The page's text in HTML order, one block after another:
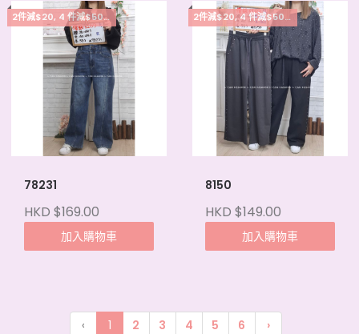
2件減$20, 4 件減$50, 5件起每件減$15
78231
HKD $169.00
加入購物車
2件減$20, 4 件減$50, 5件起每件減$15
8150
HKD $149.00
加入購物車
‹ 1 2 3 4 5 6 ›